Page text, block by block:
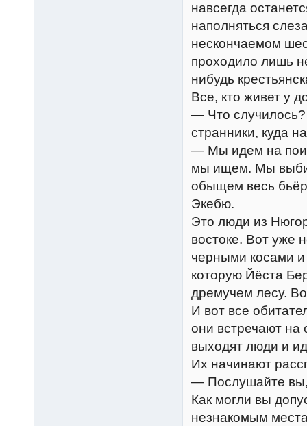
навсегда
наполняться
нескончаемом
проходило лишь
нибудь
Все, кто живет у
— Что случилось?
странники, куда
— Мы идем на
мы ищем. Мы
обыщем весь
Экебю.
Это люди из
востоке. Вот уже
черными косами
которую Йёста
дремучем лесу.
И вот все
они встречают на
выходят люди и
Их начинают
— Послушайте вы,
Как могли вы
незнакомым